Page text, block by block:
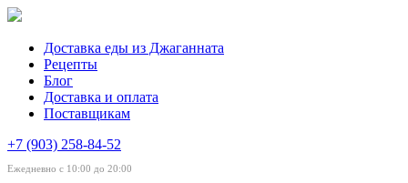
Доставка еды из Джаганната
Рецепты
Блог
Доставка и оплата
Поставщикам
+7 (903) 258-84-52
Ежедневно с 10:00 до 20:00